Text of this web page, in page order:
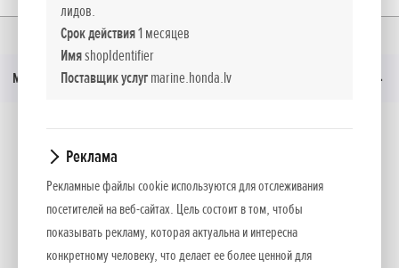
лидов.
Срок действия1 месяцев
ИмяshopIdentifier
Поставщик услугmarine.honda.lv
Реклама
Рекламные файлы cookie используются для отслеживания
посетителей на веб-сайтах. Цель состоит в том, чтобы
показывать рекламу, которая актуальна и интересна
конкретному человеку, что делает ее более ценной для
Суббота 10:00 - 16:00
Электронная почта: honda@absolutauto.lv
Дилеры-old Riga
Меню
Социальные медиа